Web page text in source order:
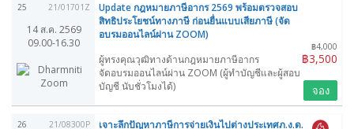
25 21/01701Z
14 ส.ค. 2569
09.00-16.30
Update กฎหมายภาษีอากร 2569 พร้อมตรวจสอบ
สิทธิประโยชน์ทางภาษี ก่อนยื่นแบบเสียภาษี (จัด
อบรมออนไลน์ผ่าน ZOOM)
฿4,000
฿3,500
ผู้ทรงคุณวุฒิทางด้านกฎหมายภาษีอากร
จัดอบรมออนไลน์ผ่าน ZOOM (ผู้ทำบัญชีและผู้สอบ
บัญชี นับชั่วโมงได้)
จอง
26 21/08300P
เจาะลึกปัญหาภาษีการจ่ายเงินไปต่างประเทศภ.ง.ด.